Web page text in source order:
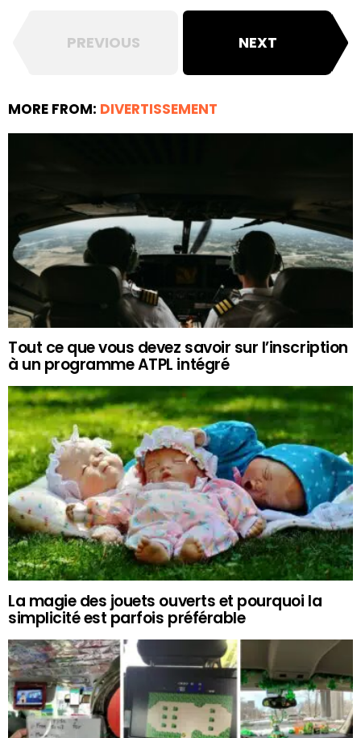
PREVIOUS NEXT
MORE FROM: DIVERTISSEMENT
Tout ce que vous devez savoir sur l’inscription
à un programme ATPL intégré
La magie des jouets ouverts et pourquoi la
simplicité est parfois préférable